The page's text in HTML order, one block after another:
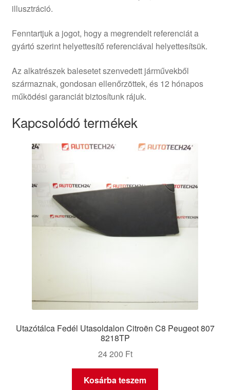
illusztráció.
Fenntartjuk a jogot, hogy a megrendelt referenciát a
gyártó szerint helyettesítő referenciával helyettesítsük.
Az alkatrészek balesetet szenvedett járművekből
származnak, gondosan ellenőrzöttek, és 12 hónapos
működési garanciát biztosítunk rájuk.
Kapcsolódó termékek
Utazótálca Fedél Utasoldalon Citroën C8 Peugeot 807
8218TP
24 200 Ft
Kosárba teszem